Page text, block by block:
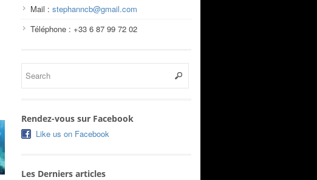
Mail : stephanncb@gmail.com
Téléphone : +33 6 87 99 72 02
Rendez-vous sur Facebook
Like us on Facebook
Les Derniers articles